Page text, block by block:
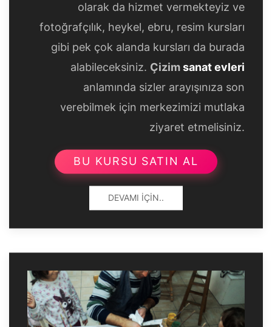
olarak da hizmet vermekteyiz ve
fotoğrafçılık, heykel, ebru, resim kursları
gibi pek çok alanda kursları da burada
alabileceksiniz. Çizimsanat evleri
anlamında sizler arayışınıza son
verebilmek için merkezimizi mutlaka
ziyaret etmelisiniz.
BU KURSU SATIN AL
DEVAMI İÇIN..